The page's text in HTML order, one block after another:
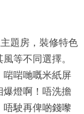
題房，裝修特色
等不同選擇。
啱啱哋嘅米紙屏
爆燈啊！唔洗擔
唔駛再俾啲錢嚟